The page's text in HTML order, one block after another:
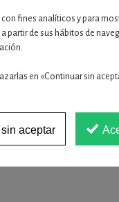
fines analíticos y para
partir de sus hábitos de
en «Continuar sin
aceptar